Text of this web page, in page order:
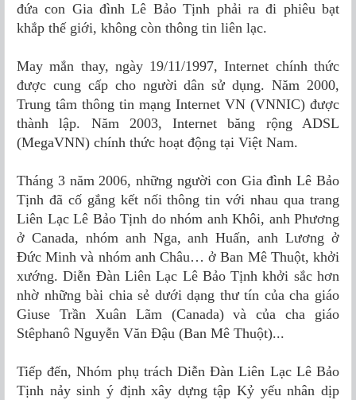
đứa con Gia đình Lê Bảo Tịnh phải ra đi phiêu bạt
khắp thế giới, không còn thông tin liên lạc.
May mắn thay, ngày 19/11/1997, Internet chính thức
được cung cấp cho người dân sử dụng. Năm 2000,
Trung tâm thông tin mạng Internet VN (VNNIC) được
thành lập. Năm 2003, Internet băng rộng ADSL
(MegaVNN) chính thức hoạt động tại Việt Nam.
Tháng 3 năm 2006, những người con Gia đình Lê Bảo
Tịnh đã cố gắng kết nối thông tin với nhau qua trang
Liên Lạc Lê Bảo Tịnh do nhóm anh Khôi, anh Phương
ở Canada, nhóm anh Nga, anh Huấn, anh Lương ở
Đức Minh và nhóm anh Châu… ở Ban Mê Thuột, khởi
xướng. Diễn Ðàn Liên Lạc Lê Bảo Tịnh khởi sắc hơn
nhờ những bài chia sẻ dưới dạng thư tín của cha giáo
Giuse Trần Xuân Lãm (Canada) và của cha giáo
Stêphanô Nguyễn Văn Ðậu (Ban Mê Thuột)...
Tiếp đến, Nhóm phụ trách Diễn Ðàn Liên Lạc Lê Bảo
Tịnh nảy sinh ý định xây dựng tập Kỷ yếu nhân dịp